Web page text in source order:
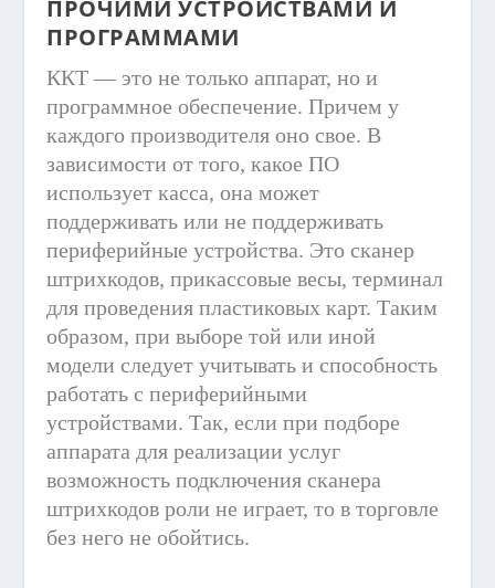
ПРОЧИМИ УСТРОЙСТВАМИ И
ПРОГРАММАМИ
ККТ — это не только аппарат, но и
программное обеспечение. Причем у
каждого производителя оно свое. В
зависимости от того, какое ПО
использует касса, она может
поддерживать или не поддерживать
периферийные устройства. Это сканер
штрихкодов, прикассовые весы, терминал
для проведения пластиковых карт. Таким
образом, при выборе той или иной
модели следует учитывать и способность
работать с периферийными
устройствами. Так, если при подборе
аппарата для реализации услуг
возможность подключения сканера
штрихкодов роли не играет, то в торговле
без него не обойтись.